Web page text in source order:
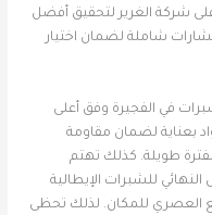
شركة الغرير لتحقيق أفضل
شاملة لضمان اختيار
في الفجيرة وفق أعلى
بعناية لضمان مقاومة
لفترة طويلة. كذلك تهتم
للشبرات الإيطالية
العصري للمكان. لذلك تحظى